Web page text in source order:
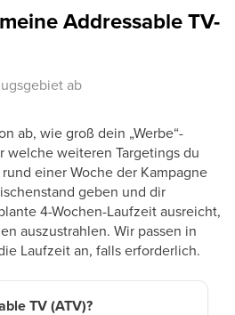
Addressable TV-
ab
ab, wie groß dein „Werbe“-
welche weiteren Targetings du
einer Woche der Kampagne
geben und dir
4-Wochen-Laufzeit ausreicht,
auszustrahlen. Wir passen in
Laufzeit an, falls erforderlich.
TV (ATV)?